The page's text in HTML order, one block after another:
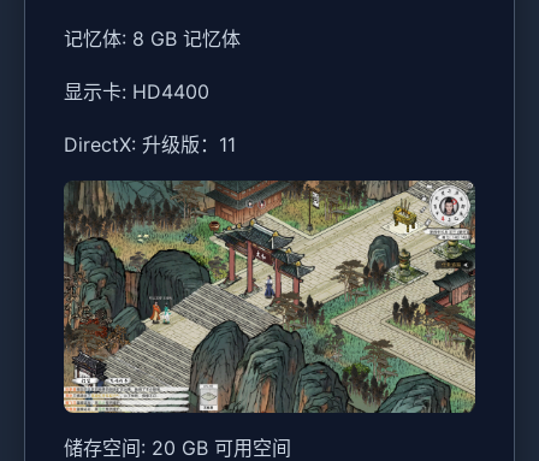
记忆体: 8 GB 记忆体
显示卡: HD4400
DirectX: 升级版：11
储存空间: 20 GB 可用空间